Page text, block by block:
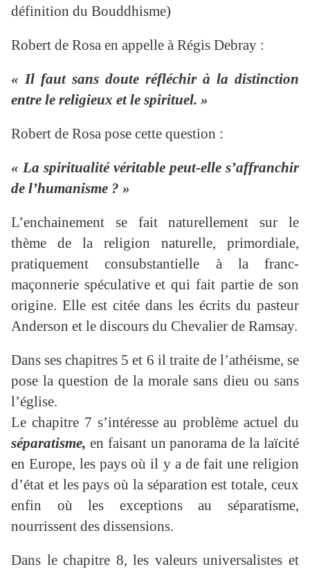
définition du Bouddhisme)
Robert de Rosa en appelle à Régis Debray :
« Il faut sans doute réfléchir à la distinction
entre le religieux et le spirituel. »
Robert de Rosa pose cette question :
« La spiritualité véritable peut-elle s’affranchir
de l’humanisme ? »
L’enchainement se fait naturellement sur le
thème de la religion naturelle, primordiale,
pratiquement consubstantielle à la franc-
maçonnerie spéculative et qui fait partie de son
origine. Elle est citée dans les écrits du pasteur
Anderson et le discours du Chevalier de Ramsay.
Dans ses chapitres 5 et 6 il traite de l’athéisme, se
pose la question de la morale sans dieu ou sans
l’église.
Le chapitre 7 s’intéresse au problème actuel du
séparatisme, en faisant un panorama de la laïcité
en Europe, les pays où il y a de fait une religion
d’état et les pays où la séparation est totale, ceux
enfin où les exceptions au séparatisme,
nourrissent des dissensions.
Dans le chapitre 8, les valeurs universalistes et